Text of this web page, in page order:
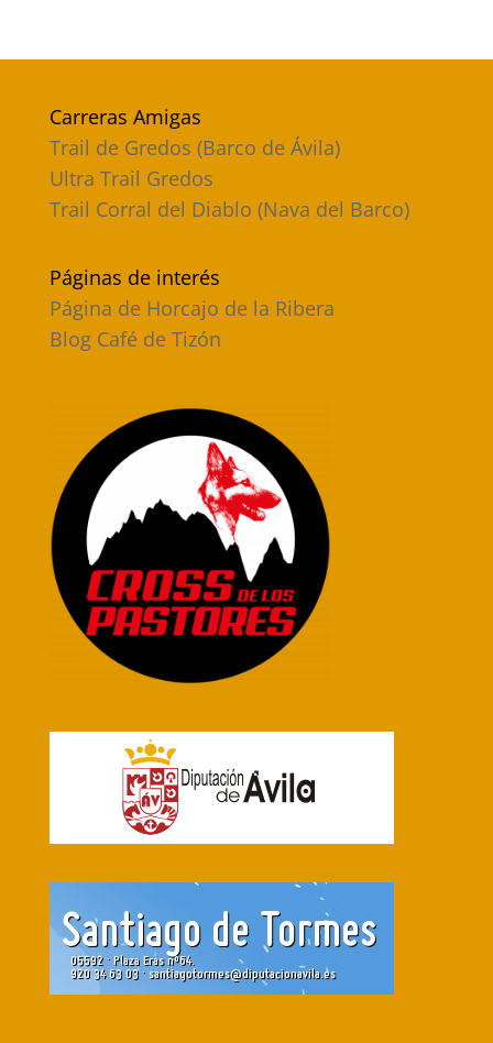
Carreras Amigas
Trail de Gredos (Barco de Ávila)
Ultra Trail Gredos
Trail Corral del Diablo (Nava del Barco)
Páginas de interés
Página de Horcajo de la Ribera
Blog Café de Tizón